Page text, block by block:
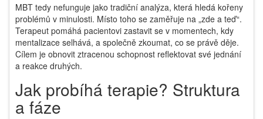
MBT tedy nefunguje jako tradiční analýza, která hledá kořeny
problémů v minulosti. Místo toho se zaměřuje na „zde a teď“.
Terapeut pomáhá pacientovi zastavit se v momentech, kdy
mentalizace selhává, a společně zkoumat, co se právě děje.
Cílem je obnovit ztracenou schopnost reflektovat své jednání
a reakce druhých.
Jak probíhá terapie? Struktura
a fáze